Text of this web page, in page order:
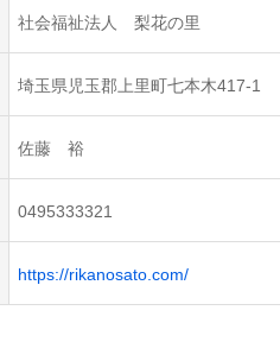
社会福祉法人 梨花の里
埼玉県児玉郡上里町七本木417-1
佐藤 裕
0495333321
https://rikanosato.com/